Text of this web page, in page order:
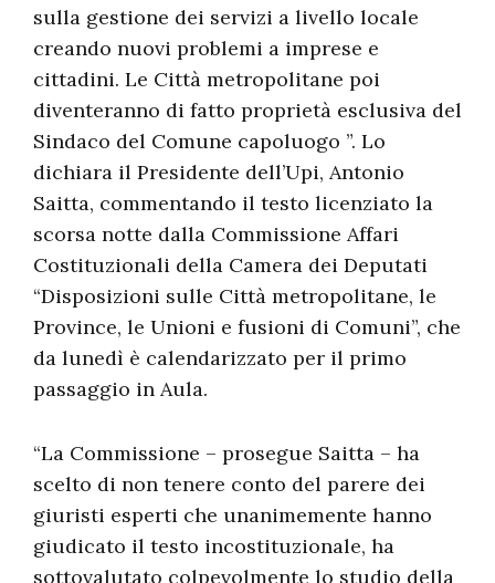
sulla gestione dei servizi a livello locale
creando nuovi problemi a imprese e
cittadini. Le Città metropolitane poi
diventeranno di fatto proprietà esclusiva del
Sindaco del Comune capoluogo ”. Lo
dichiara il Presidente dell’Upi, Antonio
Saitta, commentando il testo licenziato la
scorsa notte dalla Commissione Affari
Costituzionali della Camera dei Deputati
“Disposizioni sulle Città metropolitane, le
Province, le Unioni e fusioni di Comuni”, che
da lunedì è calendarizzato per il primo
passaggio in Aula.
“La Commissione – prosegue Saitta – ha
scelto di non tenere conto del parere dei
giuristi esperti che unanimemente hanno
giudicato il testo incostituzionale, ha
sottovalutato colpevolmente lo studio della